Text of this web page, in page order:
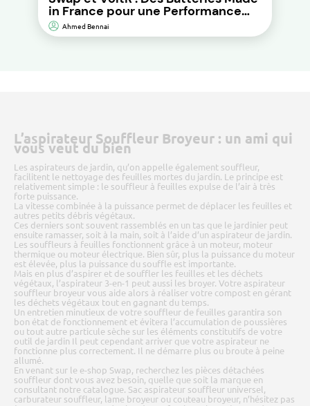
in France pour une Performance
Durable et d’Impact
Environnemental Réduit.
Ahmed Bennai
L’aspirateur Souffleur Broyeur : un ami qui
vous veut du bien
Les aspirateurs de jardin, qu’on appelle également souffleur,
facilitent le nettoyage des feuilles mortes du jardin. Le principe est
relativement simple : le souffleur à feuilles expulse de l’air à très
forte puissance.
La vitesse combinée à la puissance permet de déplacer les feuilles et
autres petits débris végétaux.
Ces derniers sont souvent rassemblés en un tas que le jardinier peut
ensuite ramasser, soit à la main, soit à l’aide d’un aspirateur de jardin.
Les souffleurs à feuilles fonctionnent grâce à un moteur, moteur
thermique ou moteur électrique. Bien sûr, plus la puissance du moteur
est élevée, plus la puissance du souffle est importante.
Mais en plus d’aspirer et de souffler les feuilles et les déchets
végétaux, l’aspirateur 3-en-1 peut aussi les broyer. Votre aspirateur
souffleur broyeur vous aide alors à réaliser votre compost en gérant
les déchets végétaux tout en gagnant du temps.
Un entretien minutieux de votre souffleur de feuilles garantira son
bon état de fonctionnement et évitera l’accumulation de poussières
ou tout autre particule sèche sur les éléments constitutifs de votre
outil de jardin Il peut cependant arriver que votre aspirateur ne
fonctionne plus correctement. Il ne démarre plus ou broute à peine
allumé.
En venant sur le e-shop Swap, recherchez les pièces détachées
souffleur dont vous avez besoin, quelle que soit la marque en
consultant notre catalogue. Sac aspirateur souffleur universel,
carburateur souffleur, lame broyeur ou couteau broyeur, n’hésitez pas